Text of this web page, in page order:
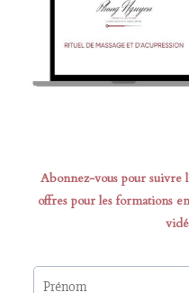
Abonnez-vous pour suivre
offres pour les formations